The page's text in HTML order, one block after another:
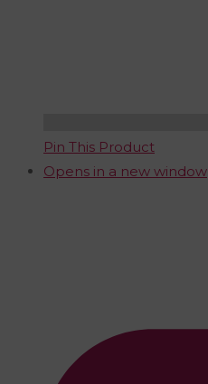
Pin This Product
Opens in a new window